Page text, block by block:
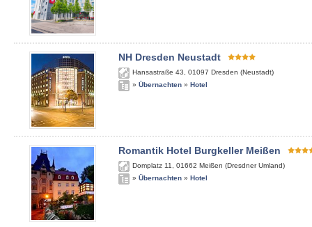
NH Dresden Neustadt
Hansastraße 43 01097 Dresden (Neustadt)
» Übernachten » Hotel
Romantik Hotel Burgkeller Meißen
Domplatz 11 01662 Meißen (Dresdner Umland)
» Übernachten » Hotel